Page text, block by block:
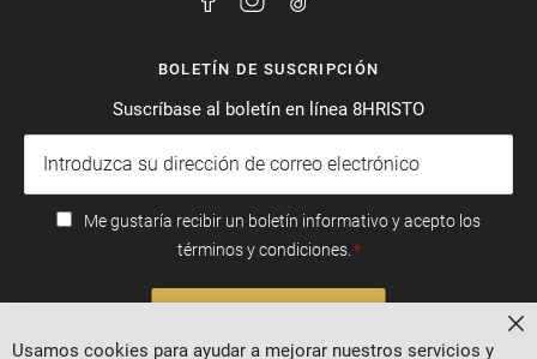
BOLETÍN DE SUSCRIPCIÓN
Suscríbase al boletín en línea 8HRISTO
Me gustaría recibir un boletín informativo y acepto los
términos y condiciones.
Usamos cookies para ayudar a mejorar nuestros servicios y